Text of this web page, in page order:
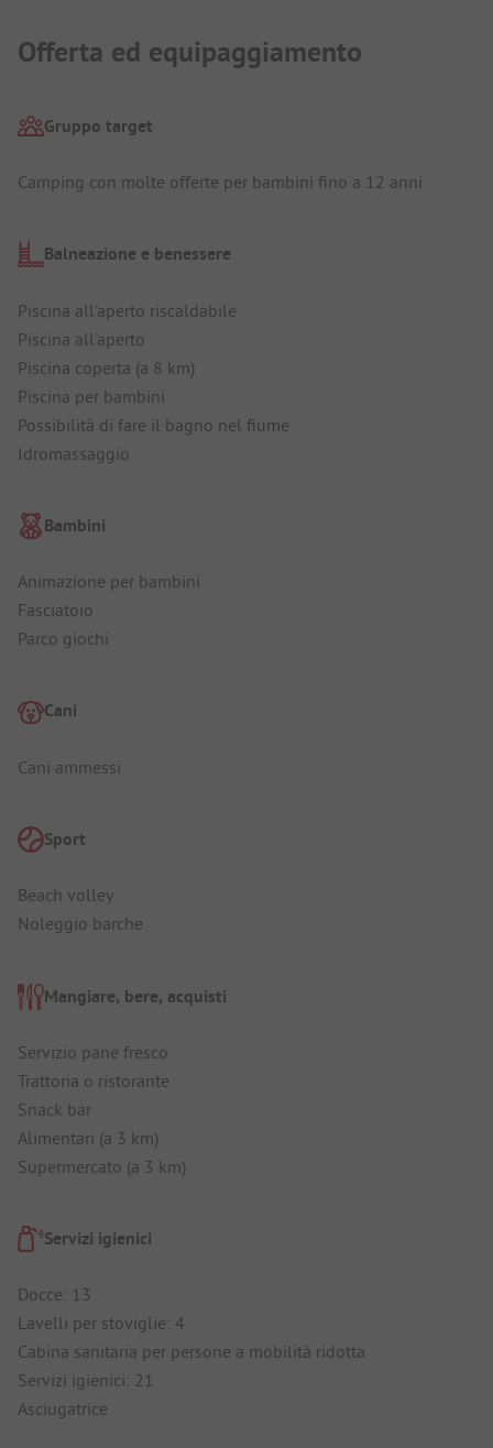
Offerta ed equipaggiamento
Gruppo target
Camping con molte offerte per bambini fino a 12 anni
Balneazione e benessere
Piscina all'aperto riscaldabile
Piscina all'aperto
Piscina coperta (a 8 km)
Piscina per bambini
Possibilità di fare il bagno nel fiume
Idromassaggio
Bambini
Animazione per bambini
Fasciatoio
Parco giochi
Cani
Cani ammessi
Sport
Beach volley
Noleggio barche
Mangiare, bere, acquisti
Servizio pane fresco
Trattoria o ristorante
Snack bar
Alimentari (a 3 km)
Supermercato (a 3 km)
Servizi igienici
Docce: 13
Lavelli per stoviglie: 4
Cabina sanitaria per persone a mobilità ridotta
Servizi igienici: 21
Asciugatrice